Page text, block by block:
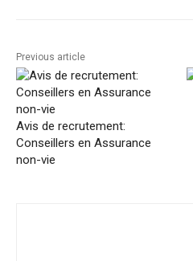
Previous article
Avis de recrutement:
Conseillers en Assurance
non-vie